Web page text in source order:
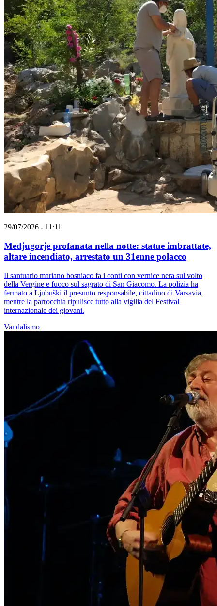
29/07/2026 - 11:11
Medjugorje profanata nella notte: statue imbrattate,
altare incendiato, arrestato un 31enne polacco
Il santuario mariano bosniaco fa i conti con vernice nera sul volto
della Vergine e fuoco sul sagrato di San Giacomo. La polizia ha
fermato a Ljubuški il presunto responsabile, cittadino di Varsavia,
mentre la parrocchia ripulisce tutto alla vigilia del Festival
internazionale dei giovani.
Vandalismo